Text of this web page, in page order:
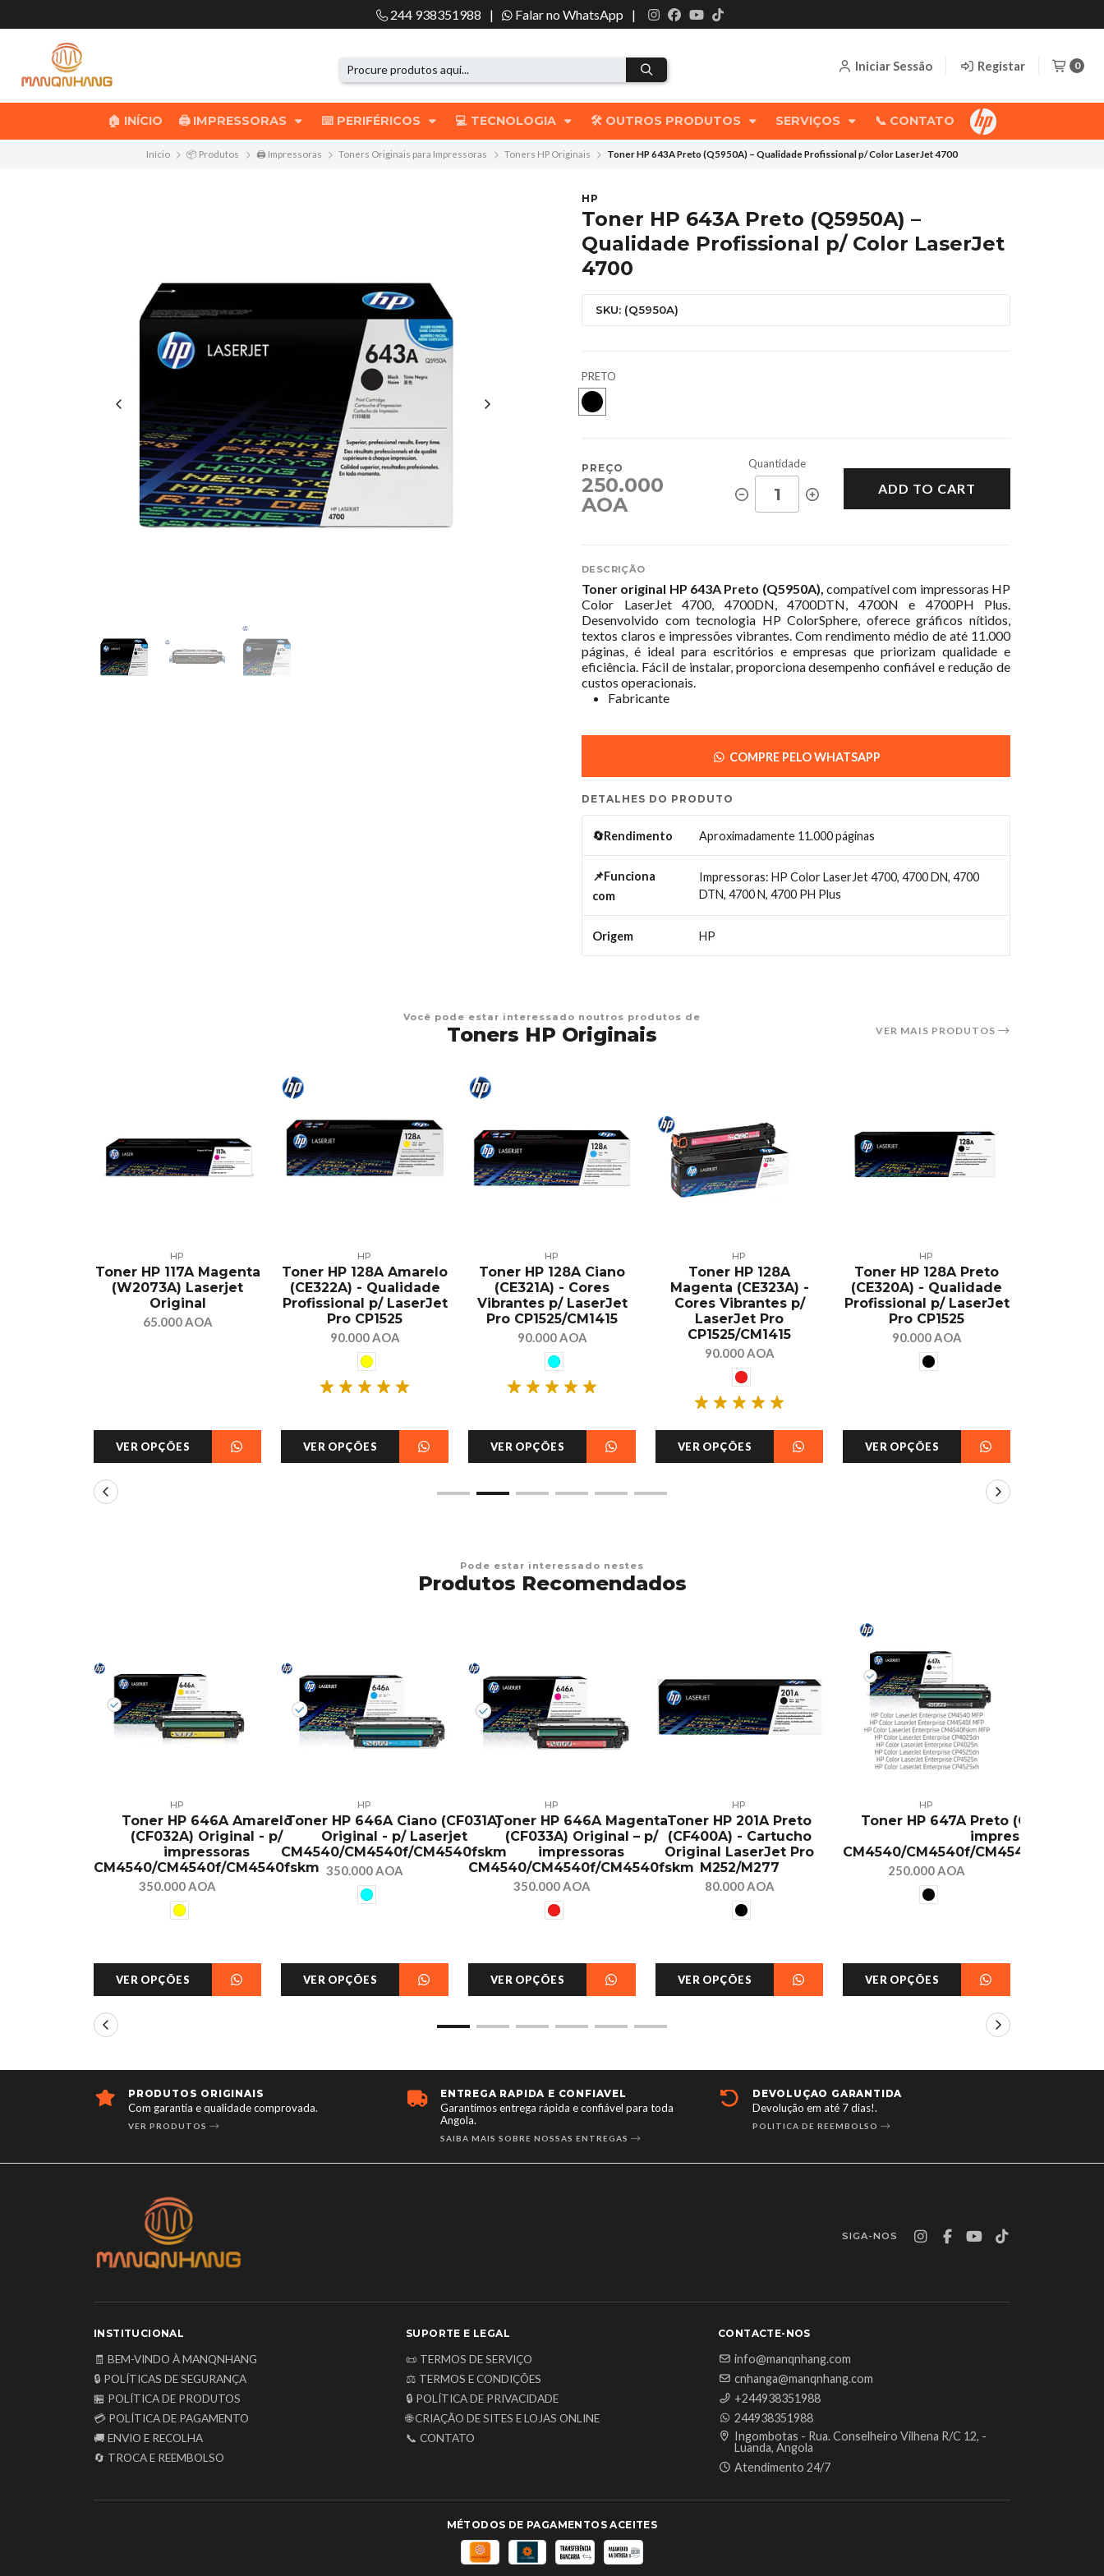
244 938351988 | Falar no WhatsApp |
Iniciar Sessão Registar 0
🏠 INÍCIO 🖨️ IMPRESSORAS ⌨️ PERIFÉRICOS 💻 TECNOLOGIA 🛠️ OUTROS PRODUTOS SERVIÇOS 📞 CONTATO
Início 📦 Produtos 🖨️ Impressoras Toners Originais para Impressoras Toners HP Originais Toner HP 643A Preto (Q5950A) – Qualidade Profissional p/ Color LaserJet 4700
HP
Toner HP 643A Preto (Q5950A) –
Qualidade Profissional p/ Color LaserJet
4700
SKU: (Q5950A)
PRETO
PREÇO
250.000
AOA
Quantidade
ADD TO CART
DESCRIÇÃO
Toner original HP 643A Preto (Q5950A), compatível com impressoras HP
Color LaserJet 4700, 4700DN, 4700DTN, 4700N e 4700PH Plus.
Desenvolvido com tecnologia HP ColorSphere, oferece gráficos nítidos,
textos claros e impressões vibrantes. Com rendimento médio de até 11.000
páginas, é ideal para escritórios e empresas que priorizam qualidade e
eficiência. Fácil de instalar, proporciona desempenho confiável e redução de
custos operacionais.
Fabricante
COMPRE PELO WHATSAPP
DETALHES DO PRODUTO
🔄Rendimento Aproximadamente 11.000 páginas
📌Funciona
com
Impressoras: HP Color LaserJet 4700, 4700 DN, 4700
DTN, 4700 N, 4700 PH Plus
Origem HP
Você pode estar interessado noutros produtos de
Toners HP Originais VER MAIS PRODUTOS
HP
Toner HP 117A Magenta
(W2073A) Laserjet
Original
65.000 AOA
VER OPÇÕES
HP
Toner HP 128A Amarelo
(CE322A) - Qualidade
Profissional p/ LaserJet
Pro CP1525
90.000 AOA
VER OPÇÕES
HP
Toner HP 128A Ciano
(CE321A) - Cores
Vibrantes p/ LaserJet
Pro CP1525/CM1415
90.000 AOA
VER OPÇÕES
HP
Toner HP 128A
Magenta (CE323A) -
Cores Vibrantes p/
LaserJet Pro
CP1525/CM1415
90.000 AOA
VER OPÇÕES
HP
Toner HP 128A Preto
(CE320A) - Qualidade
Profissional p/ LaserJet
Pro CP1525
90.000 AOA
VER OPÇÕES
Pode estar interessado nestes
Produtos Recomendados
HP
Toner HP 646A Amarelo
(CF032A) Original - p/
impressoras
CM4540/CM4540f/CM4540fskm
350.000 AOA
VER OPÇÕES
HP
Toner HP 646A Ciano (CF031A)
Original - p/ Laserjet
CM4540/CM4540f/CM4540fskm
350.000 AOA
VER OPÇÕES
HP
Toner HP 646A Magenta
(CF033A) Original – p/
impressoras
CM4540/CM4540f/CM4540fskm
350.000 AOA
VER OPÇÕES
HP
Toner HP 201A Preto
(CF400A) - Cartucho
Original LaserJet Pro
M252/M277
80.000 AOA
VER OPÇÕES
HP
Toner HP 647A Preto (CE260A)
impressoras
CM4540/CM4540f/CM4540fskm/
250.000 AOA
VER OPÇÕES
PRODUTOS ORIGINAIS
Com garantia e qualidade comprovada.
VER PRODUTOS
ENTREGA RÁPIDA E CONFIÁVEL
Garantimos entrega rápida e confiável para toda
Angola.
SAIBA MAIS SOBRE NOSSAS ENTREGAS
DEVOLUÇÃO GARANTIDA
Devolução em até 7 dias!.
POLITICA DE REEMBOLSO
SIGA-NOS
INSTITUCIONAL
🧾 BEM-VINDO À MANQNHANG
🔒 POLÍTICAS DE SEGURANÇA
🏪 POLÍTICA DE PRODUTOS
💳 POLÍTICA DE PAGAMENTO
🚚 ENVIO E RECOLHA
🔄 TROCA E REEMBOLSO
SUPORTE E LEGAL
📜 TERMOS DE SERVIÇO
⚖️ TERMOS E CONDIÇÕES
🔒 POLÍTICA DE PRIVACIDADE
🌐 CRIAÇÃO DE SITES E LOJAS ONLINE
📞 CONTATO
CONTACTE-NOS
info@manqnhang.com
cnhanga@manqnhang.com
+244938351988
244938351988
Ingombotas - Rua. Conselheiro Vilhena R/C 12, -
Luanda, Angola
Atendimento 24/7
MÉTODOS DE PAGAMENTOS ACEITES